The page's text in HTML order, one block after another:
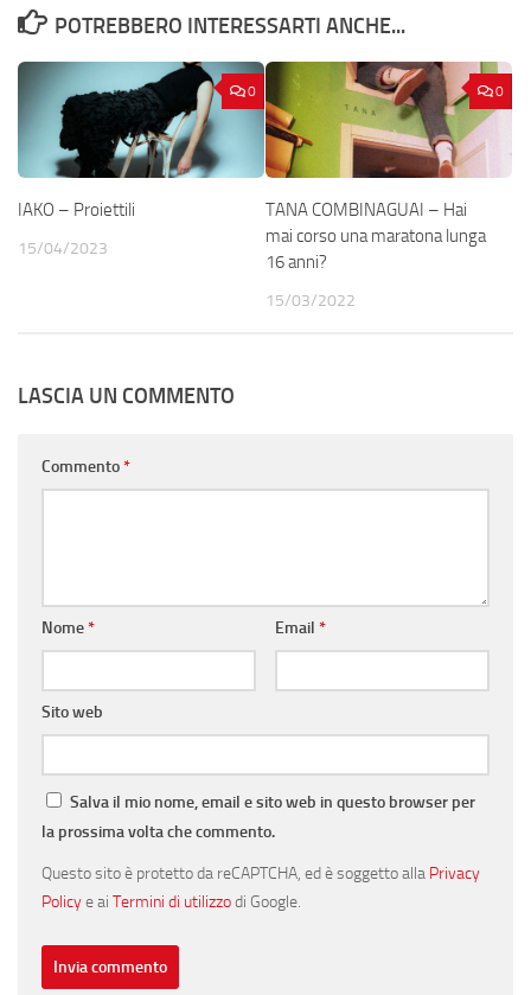
POTREBBERO INTERESSARTI ANCHE...
0
IAKO – Proiettili
15/04/2023
0
TANA COMBINAGUAI – Hai
mai corso una maratona lunga
16 anni?
15/03/2022
LASCIA UN COMMENTO
Commento*
Nome* Email *
Sito web
Salva il mio nome, email e sito web in questo browser per
la prossima volta che commento.
Questo sito è protetto da reCAPTCHA, ed è soggetto alla Privacy
Policye ai Termini di utilizzodi Google.